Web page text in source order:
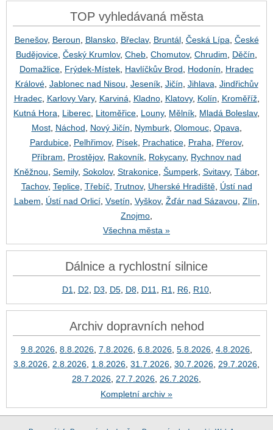
TOP vyhledávaná města
Benešov, Beroun Blansko, Břeclav, Bruntál, Česká Lípa České
Budějovice Český Krumlov, Cheb Chomutov, Chrudim Děčín
Domažlice Frýdek-Místek Havlíčkův Brod Hodonín
Hradec
Králové, Jablonec nad Nisou Jeseník, Jičín Jihlava Jindřichův
Hradec, Karlovy Vary, Karviná Kladno, Klatovy, Kolín Kroměříž,
Kutná Hora
Liberec Litoměřice Louny, Mělník Mladá Boleslav,
Most, Náchod Nový Jičín Nymburk, Olomouc, Opava
Pardubice, Pelhřimov, Písek, Prachatice, Praha Přerov,
Příbram
Prostějov, Rakovník Rokycany, Rychnov nad
Kněžnou Semily, Sokolov, Strakonice, Šumperk, Svitavy, Tábor,
Tachov, Teplice, Třebíč, Trutnov, Uherské Hradiště, Ústí nad
Labem
Ústí nad Orlicí, Vsetín Vyškov, Žďár nad Sázavou Zlín
Znojmo
Všechna města »
Dálnice a rychlostní silnice
D1 D2 D3 D5, D8, D11 R1 R6, R10,
Archiv dopravních nehod
9.8.2026 8.8.2026 7.8.2026 6.8.2026 5.8.2026 4.8.2026
3.8.2026 2.8.2026 1.8.2026 31.7.2026 30.7.2026 29.7.2026
28.7.2026 27.7.2026 26.7.2026
Kompletní archiv »